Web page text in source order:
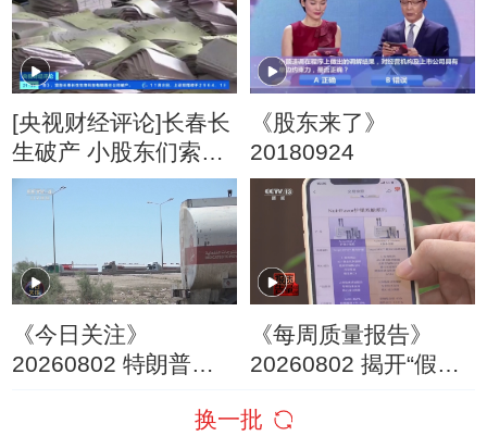
[央视财经评论]长春长
生破产 小股东们索赔
找谁？
《股东来了》
20180924
《今日关注》
20260802 特朗普叫
朗称摧毁美军F-35战
《每周质量报告》
20260802 揭开“假洋
换一批